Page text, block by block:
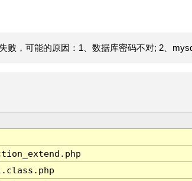
败，可能的原因：1、数据库密码不对; 2、